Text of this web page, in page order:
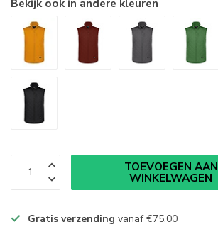
Bekijk ook in andere kleuren
TOEVOEGEN AAN
WINKELWAGEN
Gratis verzending vanaf€75,00